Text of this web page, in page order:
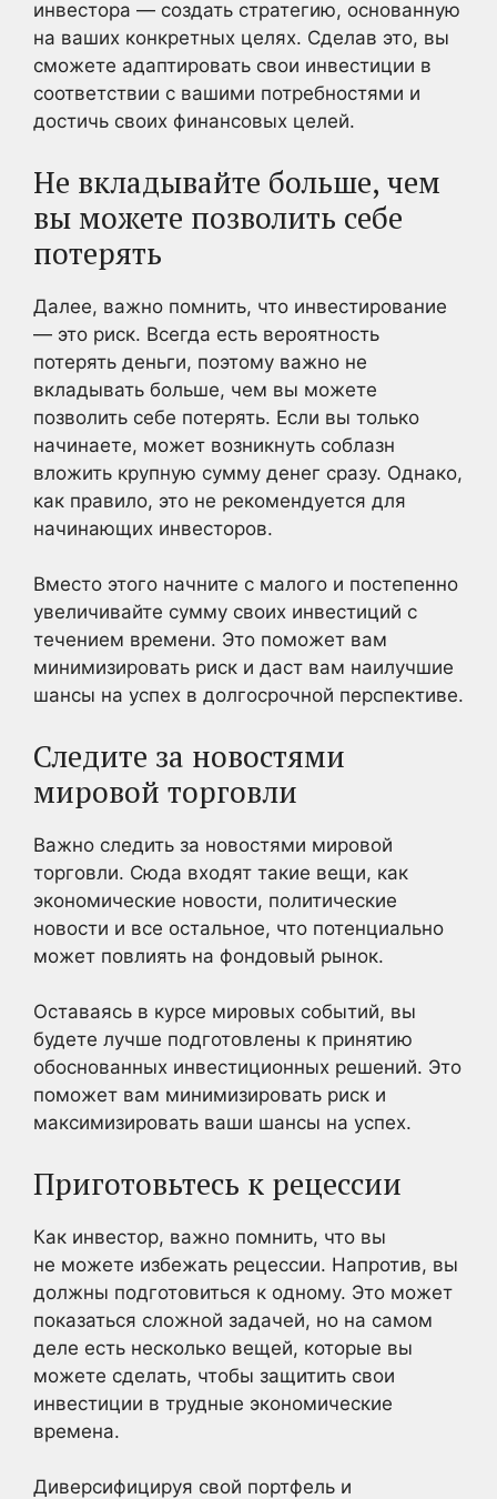
инвестора — создать стратегию, основанную
на ваших конкретных целях. Сделав это, вы
сможете адаптировать свои инвестиции в
соответствии с вашими потребностями и
достичь своих финансовых целей.
Не вкладывайте больше, чем
вы можете позволить себе
потерять
Далее, важно помнить, что инвестирование
— это риск. Всегда есть вероятность
потерять деньги, поэтому важно не
вкладывать больше, чем вы можете
позволить себе потерять. Если вы только
начинаете, может возникнуть соблазн
вложить крупную сумму денег сразу. Однако,
как правило, это не рекомендуется для
начинающих инвесторов.
Вместо этого начните с малого и постепенно
увеличивайте сумму своих инвестиций с
течением времени. Это поможет вам
минимизировать риск и даст вам наилучшие
шансы на успех в долгосрочной перспективе.
Следите за новостями
мировой торговли
Важно следить за новостями мировой
торговли. Сюда входят такие вещи, как
экономические новости, политические
новости и все остальное, что потенциально
может повлиять на фондовый рынок.
Оставаясь в курсе мировых событий, вы
будете лучше подготовлены к принятию
обоснованных инвестиционных решений. Это
поможет вам минимизировать риск и
максимизировать ваши шансы на успех.
Приготовьтесь к рецессии
Как инвестор, важно помнить, что вы
не можете избежать рецессии. Напротив, вы
должны подготовиться к одному. Это может
показаться сложной задачей, но на самом
деле есть несколько вещей, которые вы
можете сделать, чтобы защитить свои
инвестиции в трудные экономические
времена.
Диверсифицируя свой портфель и